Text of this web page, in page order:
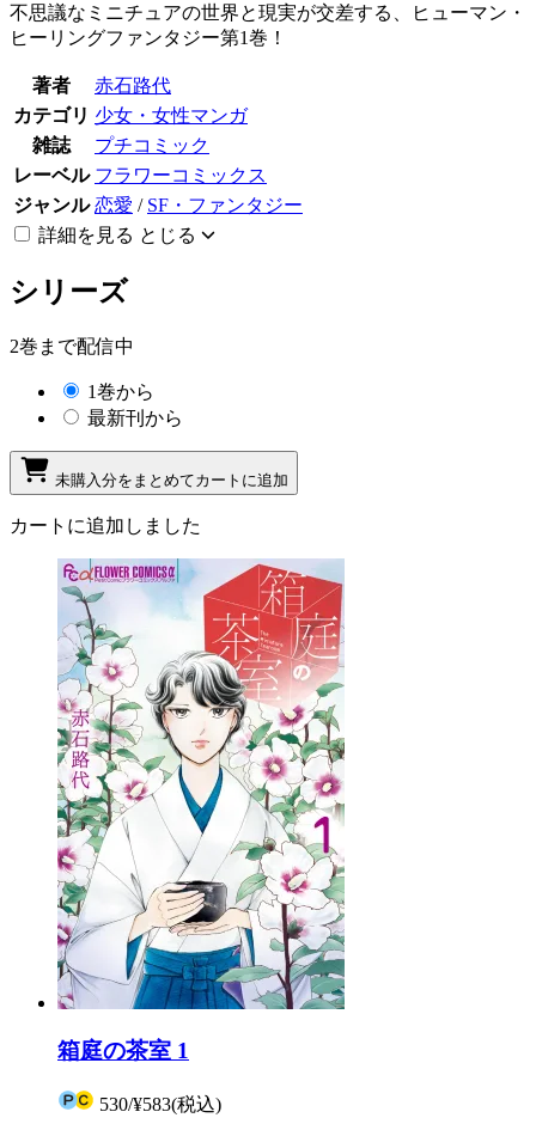
不思議なミニチュアの世界と現実が交差する、ヒューマン・
ヒーリングファンタジー第1巻！
著者
赤石路代
カテゴリ 少女・女性マンガ
雑誌
プチコミック
レーベル フラワーコミックス
ジャンル 恋愛 / SF・ファンタジー
詳細を見る とじる
シリーズ
2巻まで配信中
1巻から
最新刊から
未購入分をまとめてカートに追加
カートに追加しました
箱庭の茶室 1
530/¥583(税込)